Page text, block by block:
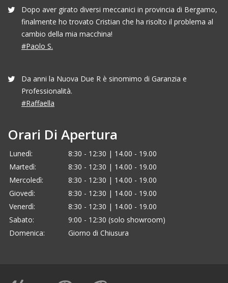
Dopo aver girato diversi meccanici in provincia di Bergamo,
finalmente ho trovato Cristian che ha risolto il problema al
cambio della mia macchina!
#Paolo S.
Da anni la Nuova Due R è sinomimo di Garanzia e
Professionalità.
#Raffaella
Orari Di Apertura
Lunedì:
8:30 - 12:30 | 14.00 - 19.00
Martedì:
8:30 - 12:30 | 14.00 - 19.00
Mercoledì:
8:30 - 12:30 | 14.00 - 19.00
Giovedì:
8:30 - 12:30 | 14.00 - 19.00
Venerdì:
8:30 - 12:30 | 14.00 - 19.00
Sabato:
9:00 - 12:30 (solo showroom)
Domenica:
Giorno di Chiusura